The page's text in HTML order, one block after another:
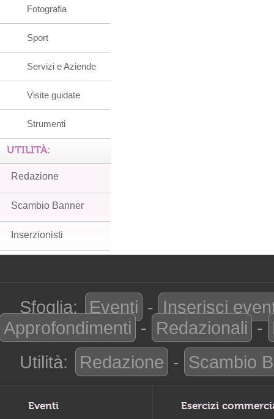
Fotografia
Sport
Servizi e Aziende
Visite guidate
Strumenti
UTILITÀ:
Redazione
Scambio Banner
Inserzionisti
Sfoglia: Eventi - Inserisci
Approfondimenti - Redazionali -
Utilità:
Redazione - Scambio
Eventi Esercizi